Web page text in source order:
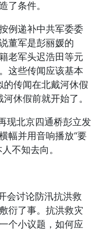
了条件。
例递补中共军委委
董军是彭丽媛的
老军头迟浩田等元
这些传闻应该基本
传闻在北戴河休假
休假前就开始了。
现北京四通桥彭立发
幅并用音响播放“要
不知去向。
会讨论防汛抗洪救
衍了事。抗洪救灾
个小议题，如何应